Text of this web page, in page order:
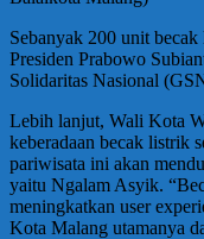
Sebanyak 200 unit
Presiden Prabowo
Solidaritas Nasional
Lebih lanjut, Wali Kota
keberadaan becak listrik
pariwisata ini akan
yaitu Ngalam Asyik.
meningkatkan user
Kota Malang utamanya